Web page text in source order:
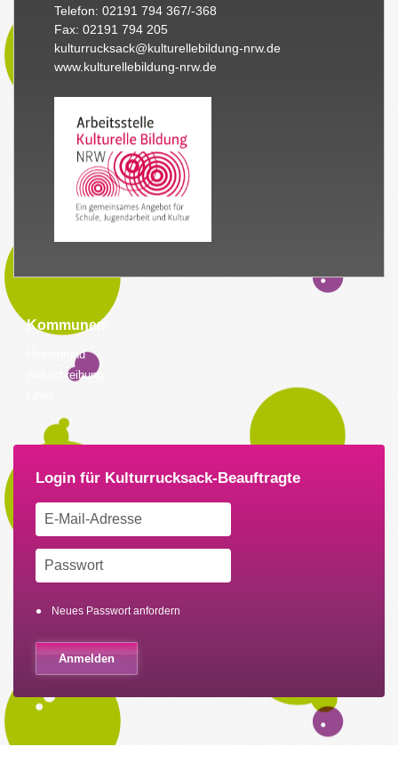
Telefon: 02191 794 367/-368
Fax: 02191 794 205
kulturrucksack@kulturellebildung-nrw.de
www.kulturellebildung-nrw.de
Kommunen
Hintergrund
Ausschreibung
Neues Passwort anfordern